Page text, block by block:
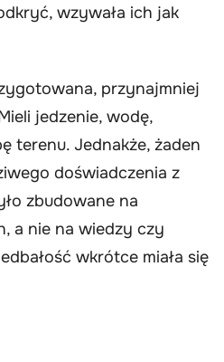
wzywała ich jak
przynajmniej
jedzenie, wodę,
terenu. Jednakże, żaden
doświadczenia z
zbudowane na
a nie na wiedzy czy
wkrótce miała się